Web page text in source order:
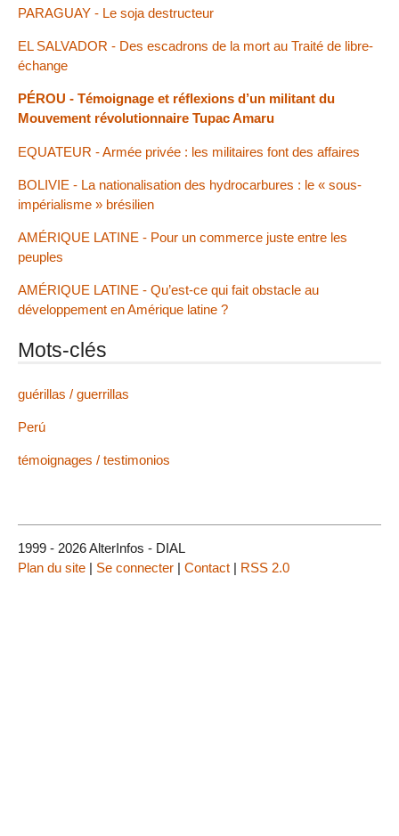
PARAGUAY - Le soja destructeur
EL SALVADOR - Des escadrons de la mort au Traité de libre-
échange
PÉROU - Témoignage et réflexions d’un militant du
Mouvement révolutionnaire Tupac Amaru
EQUATEUR - Armée privée : les militaires font des affaires
BOLIVIE - La nationalisation des hydrocarbures : le « sous-
impérialisme » brésilien
AMÉRIQUE LATINE - Pour un commerce juste entre les
peuples
AMÉRIQUE LATINE - Qu’est-ce qui fait obstacle au
développement en Amérique latine ?
Mots-clés
guérillas / guerrillas
Perú
témoignages / testimonios
1999 - 2026 AlterInfos - DIAL
Plan du site | Se connecter | Contact | RSS 2.0